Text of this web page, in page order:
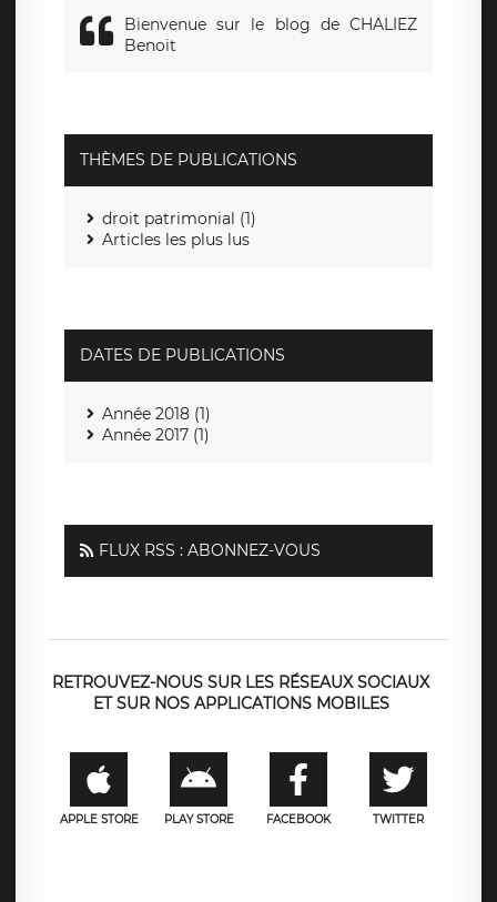
Bienvenue sur le blog de CHALIEZ
Benoit
THÈMES DE PUBLICATIONS
droit patrimonial (1)
Articles les plus lus
DATES DE PUBLICATIONS
Année 2018 (1)
Année 2017 (1)
FLUX RSS : ABONNEZ-VOUS
RETROUVEZ-NOUS SUR LES RÉSEAUX SOCIAUX
ET SUR NOS APPLICATIONS MOBILES
APPLE STORE PLAY STORE FACEBOOK TWITTER